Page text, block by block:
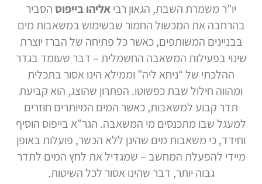
יו”ר משמרת השבת, הגאון רביאליהו בייפוס הסביר
בהרחבה את המכשול החמור שבשימוש במשאבות מים
בבניינים המשותפים, כאשר כל פתיחה של הברז יוצרת
שינוי בפעילות המשאבה החשמלית – דבר שעומד בגדר
ההלכתי של “ניחא ליה” וממילא הינו אסור בתכלית
ומהווה חילול שבת כפשוטו. הפתרון שהוצג, הוא קביעת
תדר קבוע למשאבות, כאשר המים המיותרים חוזרים
למעגל שבו מתכנסים מי המשאבה. הגר”א בייפוס הוסיף
וחידד, כי משאבות מים שהינן ללא הכשר, פועלות באופן
מיידי להפעלת המחשב – שמגדיל את לחץ המים לתדר
גבוה יותר, דבר שהינו אסור לכל השיטות.